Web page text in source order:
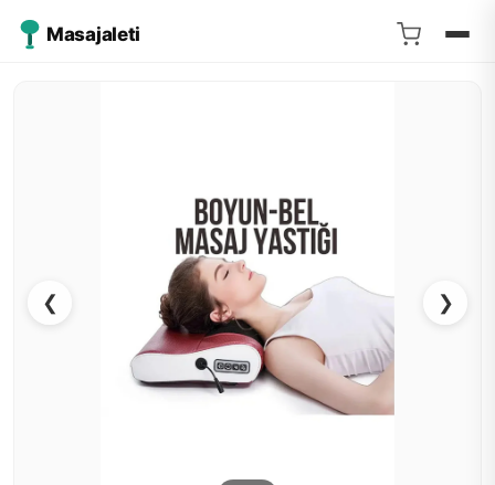
Masajaleti
❮ ❯